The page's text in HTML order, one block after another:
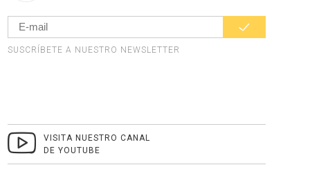
SUSCRÍBETE A NUESTRO NEWSLETTER
VISITA NUESTRO CANAL
DE YOUTUBE